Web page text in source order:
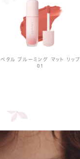
ペタル ブルーミング マット リップ
01